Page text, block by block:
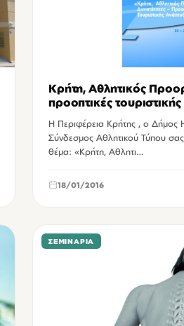
Κρήτη, Αθλητικός
προοπτικές
Η Περιφέρεια Κρήτης , ο Δήμος
Σύνδεσμος Αθλητικού Τύπου σας προσκαλούν στην διημερίδα με
θέμα: «Κρήτη, Αθλητι…
18/01/2016
ΣΕΜΙΝΆΡΙΑ